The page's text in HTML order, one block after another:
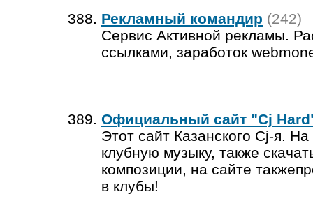
Рекламный командир (242)
Сервис Активной рекламы.
ссылками, заработок
Официальный сайт "Cj
Этот сайт Казанского Cj-я.
клубную музыку, также
композиции, на сайте
в клубы!